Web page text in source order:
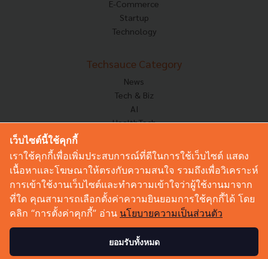
E-Commerce
Startup
Technology
Techsauce Category
News
Tech & Biz
AI
HealthTech
Corp Innov
Saucy Thoughts
Sustainable
Videos
Podcast
เว็บไซต์นี้ใช้คุกกี้
เราใช้คุกกี้เพื่อเพิ่มประสบการณ์ที่ดีในการใช้เว็บไซต์ แสดง
เนื้อหาและโฆษณาให้ตรงกับความสนใจ รวมถึงเพื่อวิเคราะห์
การเข้าใช้งานเว็บไซต์และทำความเข้าใจว่าผู้ใช้งานมาจาก
ที่ใด คุณสามารถเลือกตั้งค่าความยินยอมการใช้คุกกี้ได้ โดย
คลิก “การตั้งค่าคุกกี้” อ่าน นโยบายความเป็นส่วนตัว
ยอมรับทั้งหมด